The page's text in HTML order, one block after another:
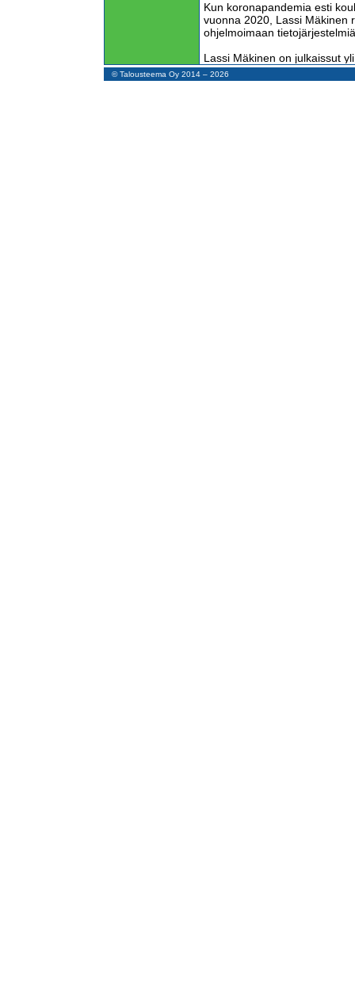
Kun koronapandemia esti
vuonna 2020, Lassi Mäkinen
ohjelmoimaan
Lassi Mäkinen on julkaissut
lehtikirjoitusta sekä pitänyt
© Talousteema Oy 2014 – 2026